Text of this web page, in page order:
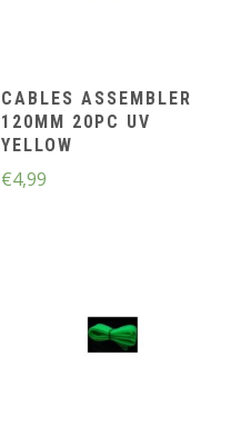
CABLES ASSEMBLER
120MM 20PC UV
YELLOW
€4,99